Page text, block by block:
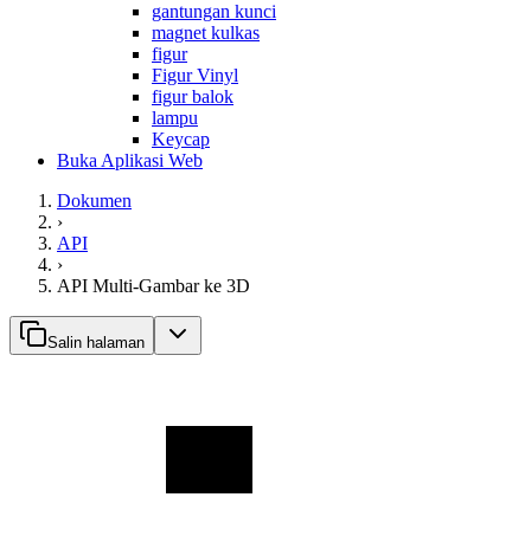
gantungan kunci
magnet kulkas
figur
Figur Vinyl
figur balok
lampu
Keycap
Buka Aplikasi Web
Dokumen
›
API
›
API Multi-Gambar ke 3D
Salin halaman